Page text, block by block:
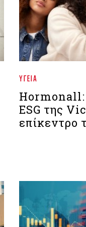
ΥΓΕΊΑ
ESG της
επίκεντρο